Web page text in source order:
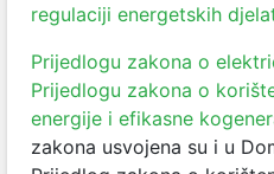
regulaciji energetskih
Prijedlogu zakona o
Prijedlogu zakona o
energije i efikasne
zakona usvojena su i u